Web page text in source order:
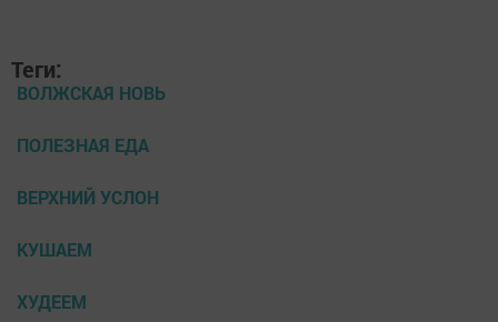
Теги:
ВОЛЖСКАЯ НОВЬ
ПОЛЕЗНАЯ ЕДА
ВЕРХНИЙ УСЛОН
КУШАЕМ
ХУДЕЕМ